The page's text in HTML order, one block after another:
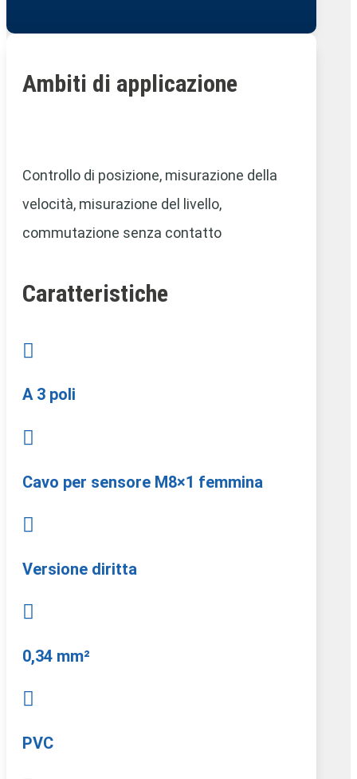
Ambiti di applicazione
Controllo di posizione, misurazione della
velocità, misurazione del livello,
commutazione senza contatto
Caratteristiche

A 3 poli

Cavo per sensore M8×1 femmina

Versione diritta

0,34 mm²

PVC